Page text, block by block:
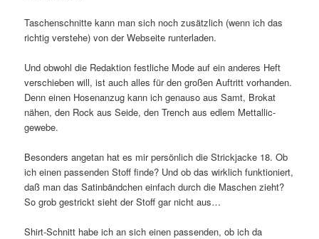
Taschenschnitte kann man sich noch zusätzlich (wenn ich das
richtig verstehe) von der Webseite runterladen.
Und obwohl die Redaktion festliche Mode auf ein anderes Heft
verschieben will, ist auch alles für den großen Auftritt vorhanden.
Denn einen Hosenanzug kann ich genauso aus Samt, Brokat
nähen, den Rock aus Seide, den Trench aus edlem Mettallic-
gewebe.
Besonders angetan hat es mir persönlich die Strickjacke 18. Ob
ich einen passenden Stoff finde? Und ob das wirklich funktioniert,
daß man das Satinbändchen einfach durch die Maschen zieht?
So grob gestrickt sieht der Stoff gar nicht aus…
Shirt-Schnitt habe ich an sich einen passenden, ob ich da